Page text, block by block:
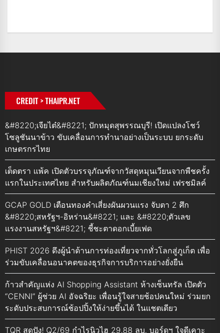
CREDIT > THAIPR.NET
&#8220;เจียไต๋&#8221; ปักหมุดสุพรรณบุรี! เปิดแปลงโชว์
โซลูชันนาข้าว ขับเคลื่อนการทำนาอย่างเป็นระบบ ยกระดับ
เกษตรกรไทย
เต็ดตรา แพ้ค เปิดตัวบรรจุภัณฑ์จากวัสดุหมุนเวียนจากพืชครั้ง
แรกในประเทศไทย สำหรับผลิตภัณฑ์นมเชียงใหม่ เฟรชมิลค์
GCAP GOLD เตือนทองคำเสี่ยงผันผวนแรง จับตา 2 ศึก
&#8220;สหรัฐฯ-อิหร่าน&#8221; และ &#8220;ตัวเลข
แรงงานสหรัฐฯ&#8221; ชี้ชะตาดอกเบี้ยเฟด
PHIST 2026 ดึงผู้นำด้านการท่องเที่ยวจากทั่วโลกสู่ภูเก็ต เพื่อ
ร่วมขับเคลื่อนอนาคตของธุรกิจการบริการอย่างยั่งยืน
ก้าวสำคัญแห่ง AI Shopping Assistant ห้างเซ็นทรัล เปิดตัว
“CENNI” ผู้ช่วย AI อัจฉริยะ เพื่อนรู้ใจสายช้อปคนใหม่ ร่วมยก
ระดับประสบการณ์ช้อปปิ้งให้ง่ายขึ้นได้ ในแชตเดียว
TQR สุดปัง! Q2/69 กำไรนิวไฮ 29.88 ลบ. บอร์ดฯ ใจดีเคาะ